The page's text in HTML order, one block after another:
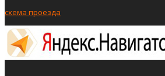
схема проезда